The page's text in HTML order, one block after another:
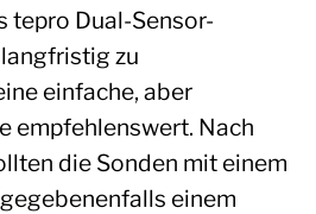
tepro Dual-Sensor-
zu
einfache, aber
empfehlenswert. Nach
die Sonden mit einem
einem